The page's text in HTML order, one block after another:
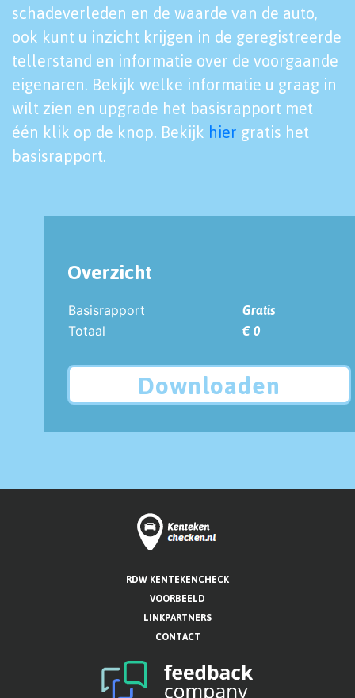
schadeverleden en de waarde van de auto,
ook kunt u inzicht krijgen in de geregistreerde
tellerstand en informatie over de voorgaande
eigenaren. Bekijk welke informatie u graag in
wilt zien en upgrade het basisrapport met
één klik op de knop. Bekijk hier gratis het
basisrapport.
Overzicht
Basisrapport
Gratis
Totaal
€ 0
Downloaden
RDW KENTEKENCHECK
VOORBEELD
LINKPARTNERS
CONTACT